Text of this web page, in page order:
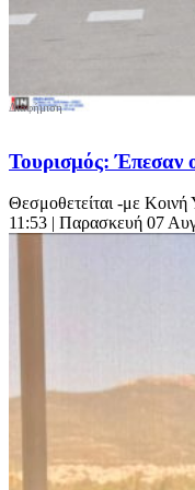
Τουρισμός: Έπεσαν
Θεσμοθετείται -με
11:53 | Παρασκευή 07